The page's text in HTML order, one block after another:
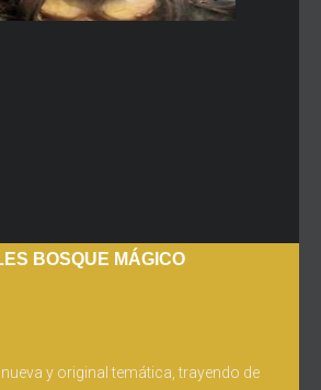
BOSQUE MÁGICO
y original temática, trayendo de